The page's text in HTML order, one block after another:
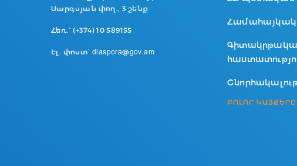
Սարգսյան փող., 3 շենք
Հեռ.` (+374) 10 589155
Էլ. փոստ` diaspora@gov.am
ԲՈԼՈՐ ԿԱՅՔԵՐԸ